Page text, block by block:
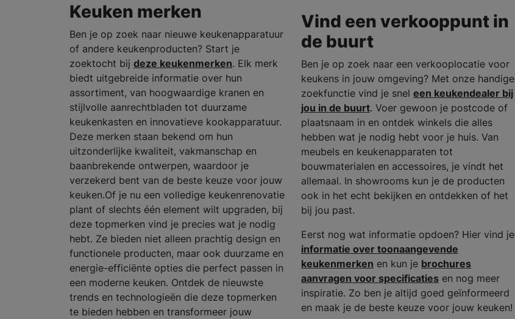
Keuken merken
Ben je op zoek naar nieuwe keukenapparatuur
of andere keukenproducten? Start je
zoektocht bij deze keukenmerken. Elk merk
biedt uitgebreide informatie over hun
assortiment, van hoogwaardige kranen en
stijlvolle aanrechtbladen tot duurzame
keukenkasten en innovatieve kookapparatuur.
Deze merken staan bekend om hun
uitzonderlijke kwaliteit, vakmanschap en
baanbrekende ontwerpen, waardoor je
verzekerd bent van de beste keuze voor jouw
keuken.Of je nu een volledige keukenrenovatie
plant of slechts één element wilt upgraden, bij
deze topmerken vind je precies wat je nodig
hebt. Ze bieden niet alleen prachtig design en
functionele producten, maar ook duurzame en
energie-efficiënte opties die perfect passen in
een moderne keuken. Ontdek de nieuwste
trends en technologieën die deze topmerken
te bieden hebben en transformeer jouw
Vind een verkooppunt in
de buurt
Ben je op zoek naar een verkooplocatie voor
keukens in jouw omgeving? Met onze handige
zoekfunctie vind je snel een keukendealer bij
jou in de buurt. Voer gewoon je postcode of
plaatsnaam in en ontdek winkels die alles
hebben wat je nodig hebt voor je huis. Van
meubels en keukenapparaten tot
bouwmaterialen en accessoires, je vindt het
allemaal. In showrooms kun je de producten
ook in het echt bekijken en ontdekken of het
bij jou past.
Eerst nog wat informatie opdoen? Hier vind je
informatie over toonaangevende
keukenmerken en kun je brochures
aanvragen voor specificatiesen nog meer
inspiratie. Zo ben je altijd goed geïnformeerd
en maak je de beste keuze voor jouw keuken!